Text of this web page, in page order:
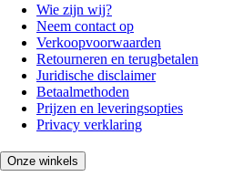
Wie zijn wij?
Neem contact op
Verkoopvoorwaarden
Retourneren en terugbetalen
Juridische disclaimer
Betaalmethoden
Prijzen en leveringsopties
Privacy verklaring
Onze winkels